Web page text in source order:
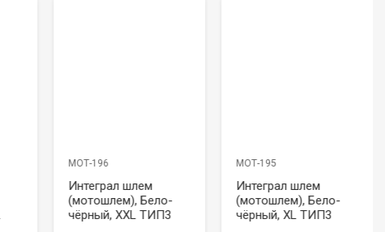
МОТ-196
Интеграл шлем
(мотошлем), Бело-
чёрный, XXL ТИП3
МОТ-195
Интеграл шлем
(мотошлем), Бело-
чёрный, XL ТИП3